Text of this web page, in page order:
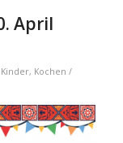
April
Kinder, Kochen /